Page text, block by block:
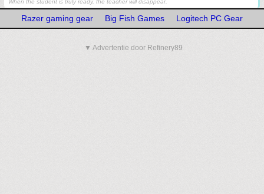
Razer gaming gear Big Fish Games Logitech PC Gear
▼ Advertentie door Refinery89